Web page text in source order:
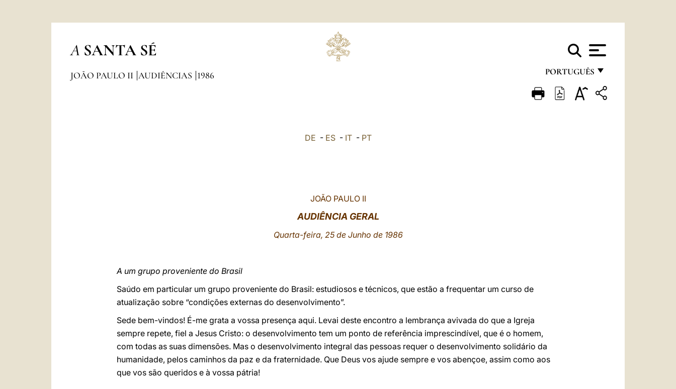
A SANTA SÉ
PORTUGUÊS
FRANÇAIS
JOÃO PAULO II AUDIÊNCIAS 1986
DE - ES- IT- PT
JOÃO PAULO II
AUDIÊNCIA GERAL
Quarta-feira, 25 de Junho de 1986
A um grupo proveniente do Brasil
Saúdo em particular um grupo proveniente do Brasil: estudiosos e técnicos, que estão a frequentar um curso de
atualização sobre “condições externas do desenvolvimento”.
Sede bem-vindos! É-me grata a vossa presença aqui. Levai deste encontro a lembrança avivada do que a Igreja
sempre repete, fiel a Jesus Cristo: o desenvolvimento tem um ponto de referência imprescindível, que é o homem,
com todas as suas dimensões. Mas o desenvolvimento integral das pessoas requer o desenvolvimento solidário da
humanidade, pelos caminhos da paz e da fraternidade. Que Deus vos ajude sempre e vos abençoe, assim como aos
que vos são queridos e à vossa pátria!